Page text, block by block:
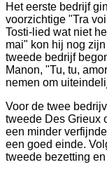
Het eerste bedrijf
voorzichtige "Tra
Tosti-lied wat niet
mai" kon hij nog
tweede bedrijf
Manon, "Tu, tu,
nemen om
Voor de twee
tweede Des Grieux
een minder
een goed einde.
tweede bezetting